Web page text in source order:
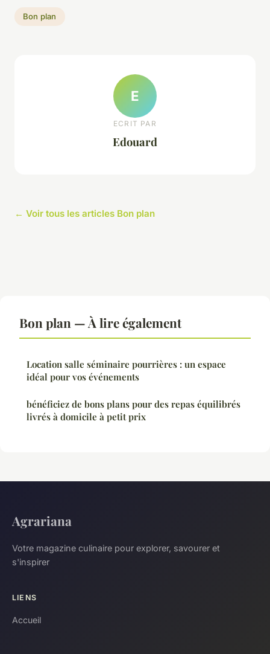
Bon plan
E
ECRIT PAR
Edouard
← Voir tous les articles Bon plan
Bon plan — À lire également
Location salle séminaire pourrières : un espace
idéal pour vos événements
bénéficiez de bons plans pour des repas équilibrés
livrés à domicile à petit prix
Agrariana
Votre magazine culinaire pour explorer, savourer et
s'inspirer
LIENS
Accueil